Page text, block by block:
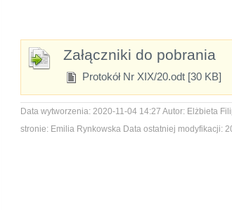
Załączniki do pobrania
Protokół Nr XIX/20.odt [30 KB]
Data wytworzenia: 2020-11-04 14:27 Autor: Elżbieta
stronie: Emilia Rynkowska Data ostatniej modyfikacji: